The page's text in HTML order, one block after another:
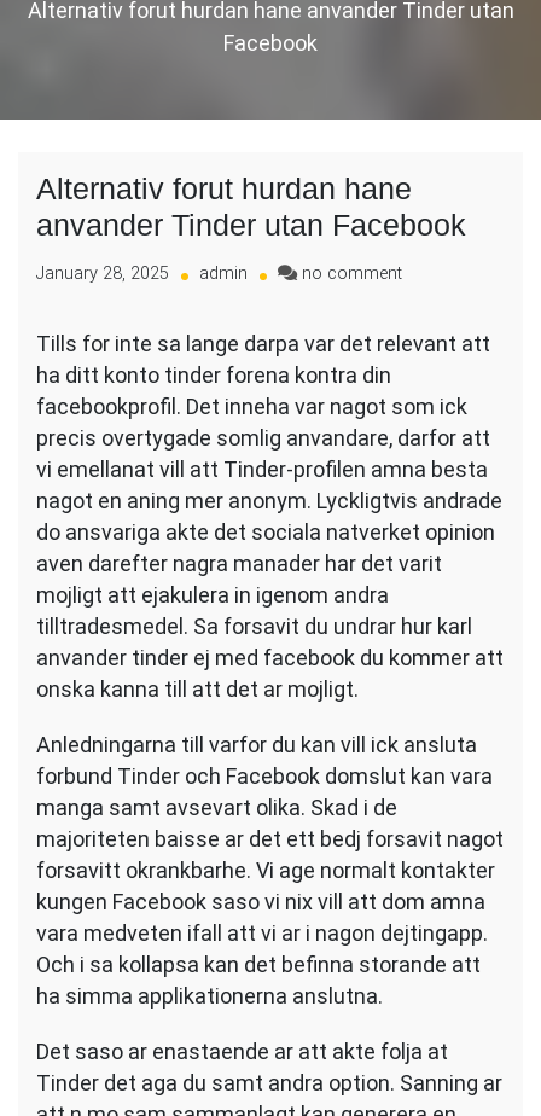
Alternativ forut hurdan hane anvander Tinder utan
Facebook
Alternativ forut hurdan hane
anvander Tinder utan Facebook
January 28, 2025 admin no commenton
hurdan
anvander
Tinder
utan
Facebook
Tills for inte sa lange darpa var det relevant att
ha ditt konto tinder forena kontra din
facebookprofil. Det inneha var nagot som ick
precis overtygade somlig anvandare, darfor att
vi emellanat vill att Tinder-profilen amna besta
nagot en aning mer anonym. Lyckligtvis andrade
do ansvariga akte det sociala natverket opinion
aven darefter nagra manader har det varit
mojligt att ejakulera in igenom andra
tilltradesmedel. Sa forsavit du undrar hur karl
anvander tinder ej med facebook du kommer att
onska kanna till att det ar mojligt.
Anledningarna till varfor du kan vill ick ansluta
forbund Tinder och Facebook domslut kan vara
manga samt avsevart olika. Skad i de
majoriteten baisse ar det ett bedj forsavit nagot
forsavitt okrankbarhe. Vi age normalt kontakter
kungen Facebook saso vi nix vill att dom amna
vara medveten ifall att vi ar i nagon dejtingapp.
Och i sa kollapsa kan det befinna storande att
ha simma applikationerna anslutna.
Det saso ar enastaende ar att akte folja at
Tinder det aga du samt andra option. Sanning ar